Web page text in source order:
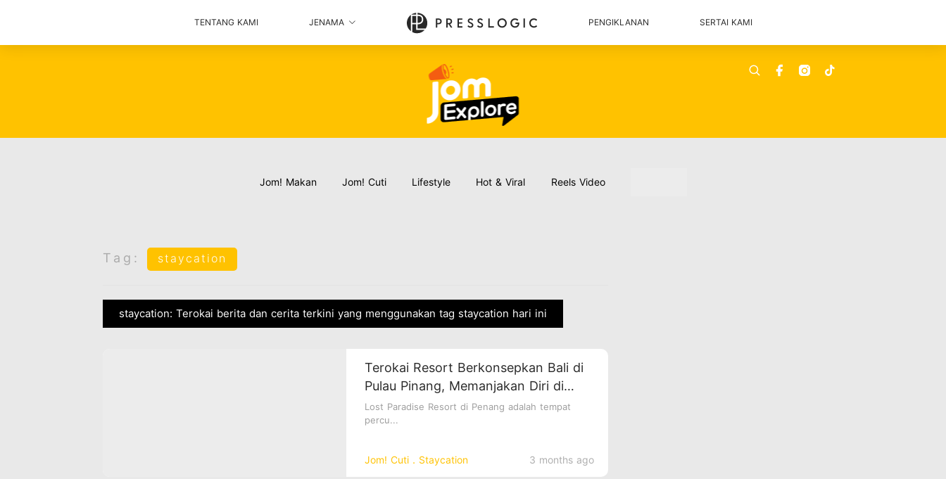
TENTANG KAMI JENAMA PENGIKLANAN SERTAI KAMI
Jom! Makan Jom! Cuti Lifestyle Hot & Viral Reels Video
Tag: staycation
staycation: Terokai berita dan cerita terkini yang menggunakan tag staycation hari ini
Jom! Cuti．Staycation 3 months ago
Terokai Resort Berkonsepkan Bali di
Pulau Pinang, Memanjakan Diri di
“Lost Paradise Resort”
Lost Paradise Resort di Penang adalah tempat
percu...